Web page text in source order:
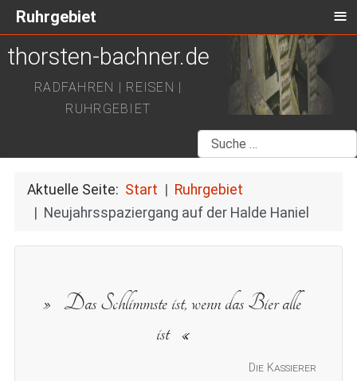
thorsten-bachner.de
RADFAHREN | REISEN |
RUHRGEBIET
Suchen
Aktuelle Seite: Start
Ruhrgebiet
Neujahrsspaziergang auf der Halde Haniel
Die Kassierer
Das Schlimmste ist, wenn das Bier alle
ist
Ruhrgebiet ≡